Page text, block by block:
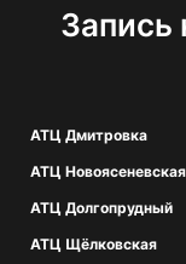
Запись
АТЦ Дмитровка
АТЦ Новоясеневская
АТЦ Долгопрудный
АТЦ Щёлковская